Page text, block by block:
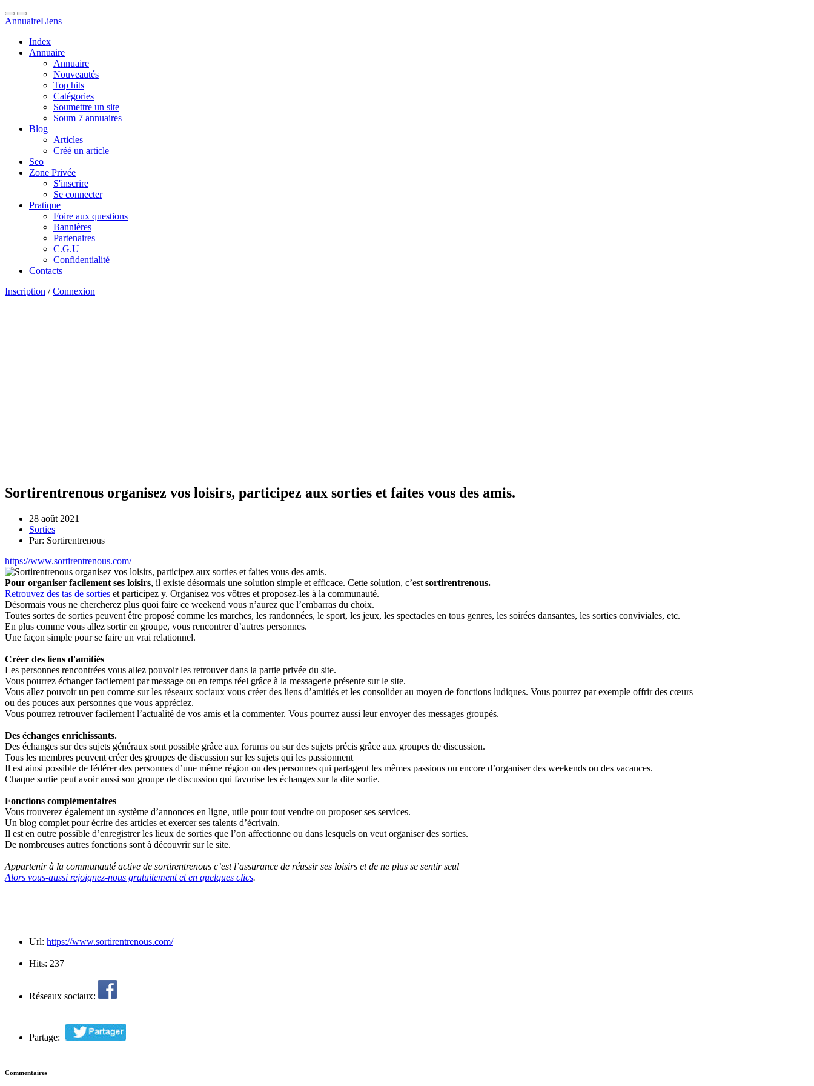
AnnuaireLiens
Index
Annuaire
Annuaire
Nouveautés
Top hits
Catégories
Soumettre un site
Soum 7 annuaires
Blog
Articles
Créé un article
Seo
Zone Privée
S'inscrire
Se connecter
Pratique
Foire aux questions
Bannières
Partenaires
C.G.U
Confidentialité
Contacts
Inscription /Connexion
Sortirentrenous organisez vos loisirs, participez aux sorties et faites vous des amis.
28 août 2021
Sorties
Par: Sortirentrenous
https://www.sortirentrenous.com/
Pour organiser facilement ses loisirs, il existe désormais une solution simple et efficace. Cette solution, c’est sortirentrenous.
Retrouvez des tas de sorties et participez y. Organisez vos vôtres et proposez-les à la communauté.
Désormais vous ne chercherez plus quoi faire ce weekend vous n’aurez que l’embarras du choix.
Toutes sortes de sorties peuvent être proposé comme les marches, les randonnées, le sport, les jeux, les spectacles en tous genres, les soirées dansantes, les sorties conviviales, etc.
En plus comme vous allez sortir en groupe, vous rencontrer d’autres personnes.
Une façon simple pour se faire un vrai relationnel.
Créer des liens d'amitiés
Les personnes rencontrées vous allez pouvoir les retrouver dans la partie privée du site.
Vous pourrez échanger facilement par message ou en temps réel grâce à la messagerie présente sur le site.
Vous allez pouvoir un peu comme sur les réseaux sociaux vous créer des liens d’amitiés et les consolider au moyen de fonctions ludiques. Vous pourrez par exemple offrir des cœurs
ou des pouces aux personnes que vous appréciez.
Vous pourrez retrouver facilement l’actualité de vos amis et la commenter. Vous pourrez aussi leur envoyer des messages groupés.
Des échanges enrichissants.
Des échanges sur des sujets généraux sont possible grâce aux forums ou sur des sujets précis grâce aux groupes de discussion.
Tous les membres peuvent créer des groupes de discussion sur les sujets qui les passionnent
Il est ainsi possible de fédérer des personnes d’une même région ou des personnes qui partagent les mêmes passions ou encore d’organiser des weekends ou des vacances.
Chaque sortie peut avoir aussi son groupe de discussion qui favorise les échanges sur la dite sortie.
Fonctions complémentaires
Vous trouverez également un système d’annonces en ligne, utile pour tout vendre ou proposer ses services.
Un blog complet pour écrire des articles et exercer ses talents d’écrivain.
Il est en outre possible d’enregistrer les lieux de sorties que l’on affectionne ou dans lesquels on veut organiser des sorties.
De nombreuses autres fonctions sont à découvrir sur le site.
Appartenir à la communauté active de sortirentrenous c’est l’assurance de réussir ses loisirs et de ne plus se sentir seul
Alors vous-aussi rejoignez-nous gratuitement et en quelques clics.
Url: https://www.sortirentrenous.com/
Hits: 237
Réseaux sociaux:
Partage:
Commentaires